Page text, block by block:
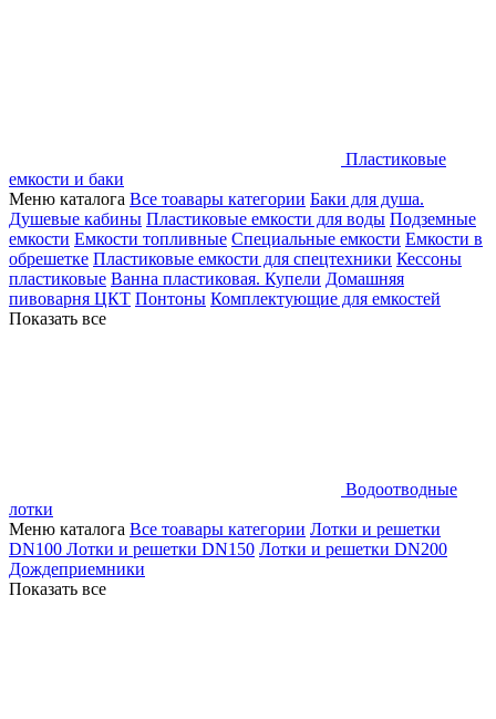
Пластиковые
емкости и баки
Меню каталога Все тоавары категории Баки для душа.
Душевые кабины Пластиковые емкости для воды Подземные
емкости Емкости топливные Специальные емкости Емкости в
обрешетке Пластиковые емкости для спецтехники Кессоны
пластиковые Ванна пластиковая. Купели Домашняя
пивоварня ЦКТ Понтоны Комплектующие для емкостей
Показать все
Водоотводные
лотки
Меню каталога Все тоавары категории Лотки и решетки
DN100 Лотки и решетки DN150 Лотки и решетки DN200
Дождеприемники
Показать все